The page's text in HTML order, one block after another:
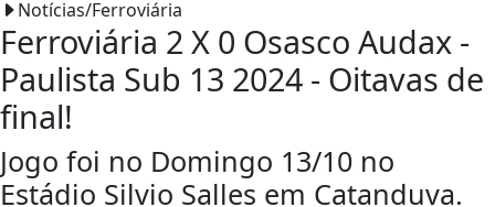
Notícias/Ferroviária
Ferroviária 2 X 0 Osasco Audax -
Paulista Sub 13 2024 - Oitavas de
final!
Jogo foi no Domingo 13/10 no
Estádio Silvio Salles em Catanduva.